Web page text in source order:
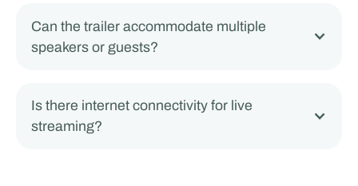
Can the trailer accommodate multiple
speakers or guests?
Is there internet connectivity for live
streaming?